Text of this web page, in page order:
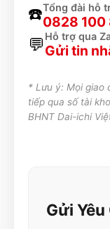
☎️Tổng đài hỗ
0828 100
💬 Hỗ trợ qua
Gửi tin
* Lưu ý: Mọi giao
tiếp qua số tài
BHNT Dai-ichi
Gửi Yêu